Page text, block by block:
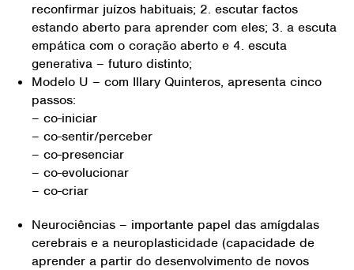
reconfirmar juízos habituais; 2. escutar factos
estando aberto para aprender com eles; 3. a escuta
empática com o coração aberto e 4. escuta
generativa – futuro distinto;
Modelo U – com Illary Quinteros, apresenta cinco
passos:
– co-iniciar
– co-sentir/perceber
– co-presenciar
– co-evolucionar
– co-criar
Neurociências – importante papel das amígdalas
cerebrais e a neuroplasticidade (capacidade de
aprender a partir do desenvolvimento de novos